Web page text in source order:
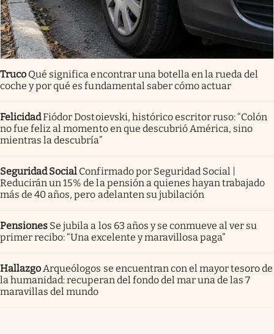
Truco Qué significa encontrar una botella en la rueda del
coche y por qué es fundamental saber cómo actuar
FelicidadFiódor Dostoievski, histórico escritor ruso: “Colón
no fue feliz al momento en que descubrió América, sino
mientras la descubría”
Seguridad Social Confirmado por Seguridad Social |
Reducirán un 15% de la pensión a quienes hayan trabajado
más de 40 años, pero adelanten su jubilación
Pensiones Se jubila a los 63 años y se conmueve al ver su
primer recibo: “Una excelente y maravillosa paga”
HallazgoArqueólogos se encuentran con el mayor tesoro de
la humanidad: recuperan del fondo del mar una de las 7
maravillas del mundo